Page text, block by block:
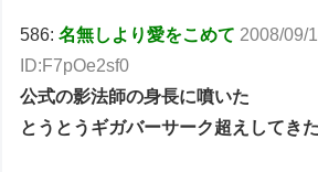
586:名無しより愛をこめて 2008/09/
ID:F7pOe2sf0
公式の影法師の身長に噴いた
とうとうギガバーサーク超えしてき